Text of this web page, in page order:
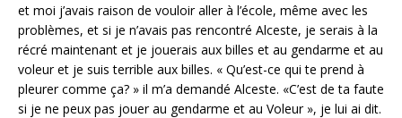
et moi j’avais raison de vouloir aller à l’école, même avec les
problèmes, et si je n’avais pas rencontré Alceste, je serais à la
récré maintenant et je jouerais aux billes et au gendarme et au
voleur et je suis terrible aux billes. « Qu’est-ce qui te prend à
pleurer comme ça? » il m’a demandé Alceste. «C’est de ta faute
si je ne peux pas jouer au gendarme et au Voleur », je lui ai dit.